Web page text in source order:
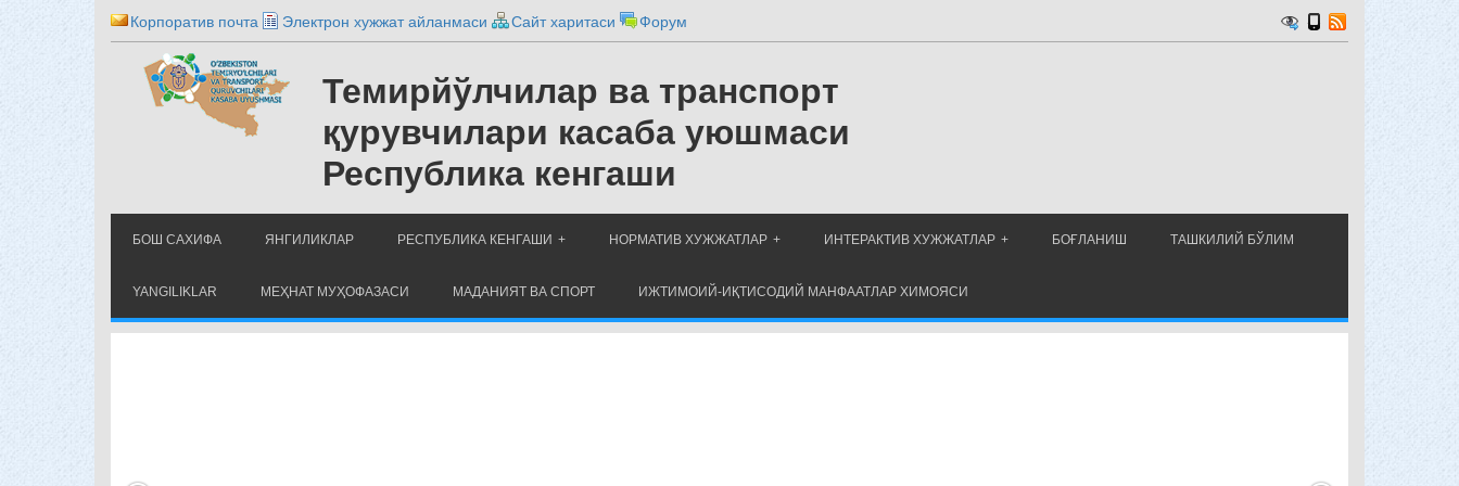
Корпоратив почта Электрон хужжат айланмаси Сайт харитаси Форум
Темирйўлчилар ва транспорт
қурувчилари касаба уюшмаси
Республика кенгаши
БОШ САХИФА ЯНГИЛИКЛАР РЕСПУБЛИКА КЕНГАШИ НОРМАТИВ ХУЖЖАТЛАР ИНТЕРАКТИВ ХУЖЖАТЛАР БОҒЛАНИШ ТАШКИЛИЙ БЎЛИМ
YANGILIKLAR МЕҲНАТ МУҲОФАЗАСИ МАДАНИЯТ ВА СПОРТ ИЖТИМОИЙ-ИҚТИСОДИЙ МАНФААТЛАР ХИМОЯСИ